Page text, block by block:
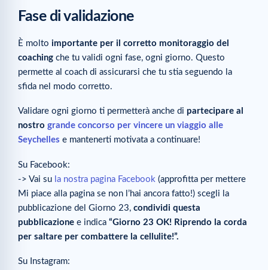
Fase di validazione
È molto importante per il corretto monitoraggio del
coaching che tu validi ogni fase, ogni giorno. Questo
permette al coach di assicurarsi che tu stia seguendo la
sfida nel modo corretto.
Validare ogni giorno ti permetterà anche di partecipare al
nostro grande concorso per vincere un viaggio alle
Seychelles e mantenerti motivata a continuare!
Su Facebook:
-> Vai su la nostra pagina Facebook (approfitta per mettere
Mi piace alla pagina se non l’hai ancora fatto!) scegli la
pubblicazione del Giorno 23, condividi questa
pubblicazione e indica “Giorno 23 OK! Riprendo la corda
per saltare per combattere la cellulite!”.
Su Instagram: